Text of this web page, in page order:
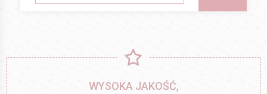
WYSOKA JAKOŚĆ,